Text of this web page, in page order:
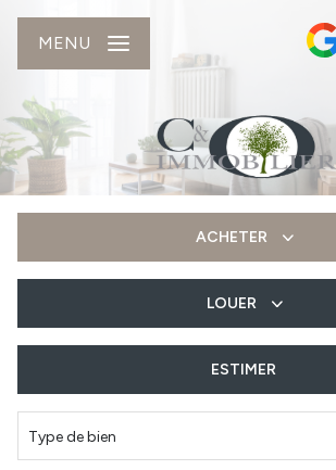
MENU
ACHETER
Du neuf
LOUER
ESTIMER
Type de bien